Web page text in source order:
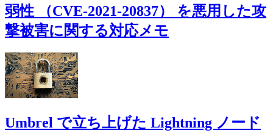
弱性 （CVE-2021-20837） を悪用した攻
撃被害に関する対応メモ
Umbrel で立ち上げた Lightning ノード